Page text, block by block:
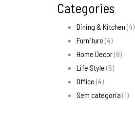
Categories
Dining & Kitchen (4)
Furniture (4)
Home Decor(8)
Life Style (5)
Office (4)
Sem categoria (1)